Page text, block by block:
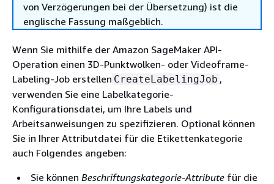
von Verzögerungen bei der Übersetzung) ist die
englische Fassung maßgeblich.
Wenn Sie mithilfe der Amazon SageMaker API-
Operation einen 3D-Punktwolken- oder Videoframe-
Labeling-Job erstellen CreateLabelingJob ,
verwenden Sie eine Labelkategorie-
Konfigurationsdatei, um Ihre Labels und
Arbeitsanweisungen zu spezifizieren. Optional können
Sie in Ihrer Attributdatei für die Etikettenkategorie
auch Folgendes angeben:
Sie können Beschriftungskategorie-Attribute für die